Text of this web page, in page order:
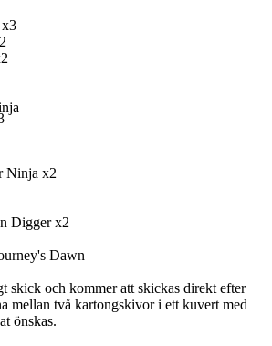
Ninja x2
Digger x2
Dawn
skick och kommer att skickas direkt efter
mellan två kartongskivor i ett kuvert med
önskas.